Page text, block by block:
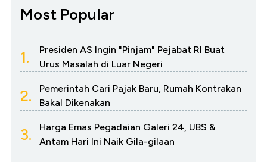
Most Popular
1.
Presiden AS Ingin "Pinjam" Pejabat RI Buat
Urus Masalah di Luar Negeri
2.
Pemerintah Cari Pajak Baru, Rumah Kontrakan
Bakal Dikenakan
3.
Harga Emas Pegadaian Galeri 24, UBS &
Antam Hari Ini Naik Gila-gilaan